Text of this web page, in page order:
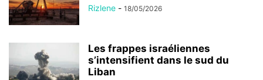
Rizlene - 18/05/2026
Les frappes israéliennes
s’intensifient dans le sud du
Liban